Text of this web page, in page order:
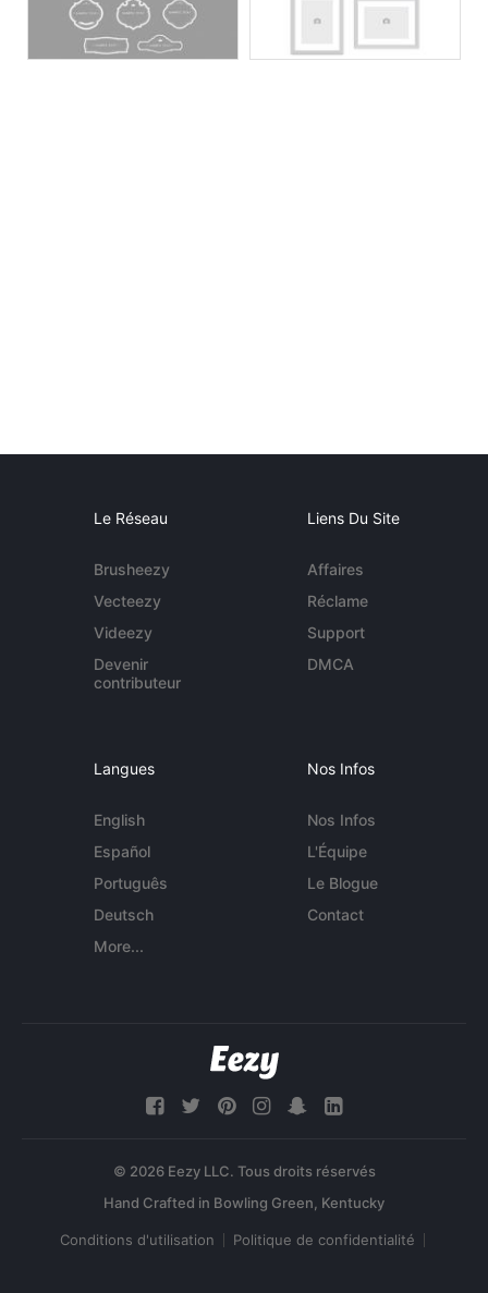
Le Réseau
Brusheezy
Vecteezy
Videezy
Devenir
contributeur
Liens Du Site
Affaires
Réclame
Support
DMCA
Langues
English
Español
Português
Deutsch
More...
Nos Infos
Nos Infos
L'Équipe
Le Blogue
Contact
© 2026 Eezy LLC. Tous droits réservés
Conditions d'utilisation Politique de confidentialité